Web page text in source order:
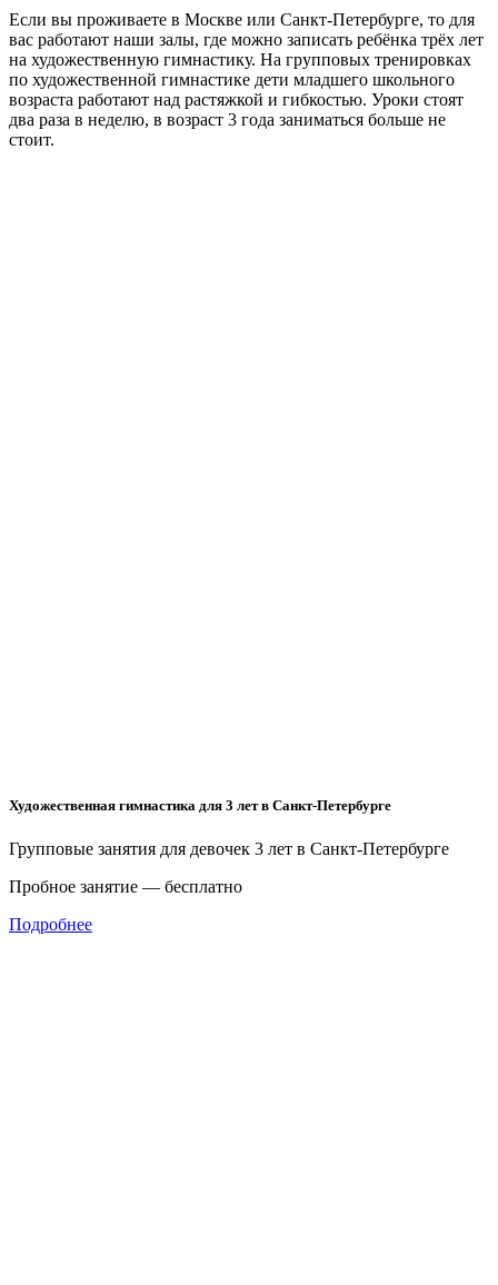
Если вы проживаете в Москве или Санкт-Петербурге, то для
вас работают наши залы, где можно записать ребёнка трёх лет
на художественную гимнастику. На групповых тренировках
по художественной гимнастике дети младшего школьного
возраста работают над растяжкой и гибкостью. Уроки стоят
два раза в неделю, в возраст 3 года заниматься больше не
стоит.
Художественная гимнастика для 3 лет в Санкт-Петербурге
Групповые занятия для девочек 3 лет в Санкт-Петербурге
Пробное занятие — бесплатно
Подробнее